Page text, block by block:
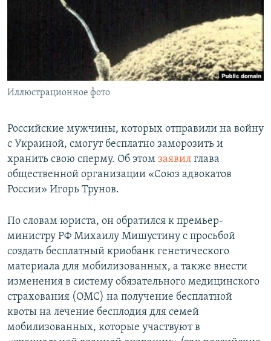
ПОБЕДИТЕЛЕЙ НЕ СУДЯТ?
КРЫМ.НЕПОКОРЕННЫЙ
УКРАИНСКАЯ ПРОБЛЕМА КРЫМА
ПРИСОЕДИНЯЙТЕСЬ!
Все сайты RFE/RL
Иллюстрационное фото
Российские мужчины, которых отправили на войну
с Украиной, смогут бесплатно заморозить и
хранить свою сперму. Об этом заявил глава
общественной организации «Союз адвокатов
России» Игорь Трунов.
По словам юриста, он обратился к премьер-
министру РФ Михаилу Мишустину с просьбой
создать бесплатный криобанк генетического
материала для мобилизованных, а также внести
изменения в систему обязательного медицинского
страхования (ОМС) на получение бесплатной
квоты на лечение бесплодия для семей
мобилизованных, которые участвуют в